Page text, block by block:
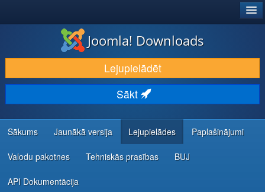
LEJUPIELĀDĒT UN PAPLAŠINĀT
ATKLĀJ UN IEMĀCIES
KOPIENA UN ATBALSTS
IZSTRĀDĀTĀJU RESURSI
Joomla! Downloads
Lejupielādēt
Sākt
Sākums Jaunākā versija Lejupielādes Paplašinājumi
Valodu pakotnes Tehniskās prasības BUJ
API Dokumentācija